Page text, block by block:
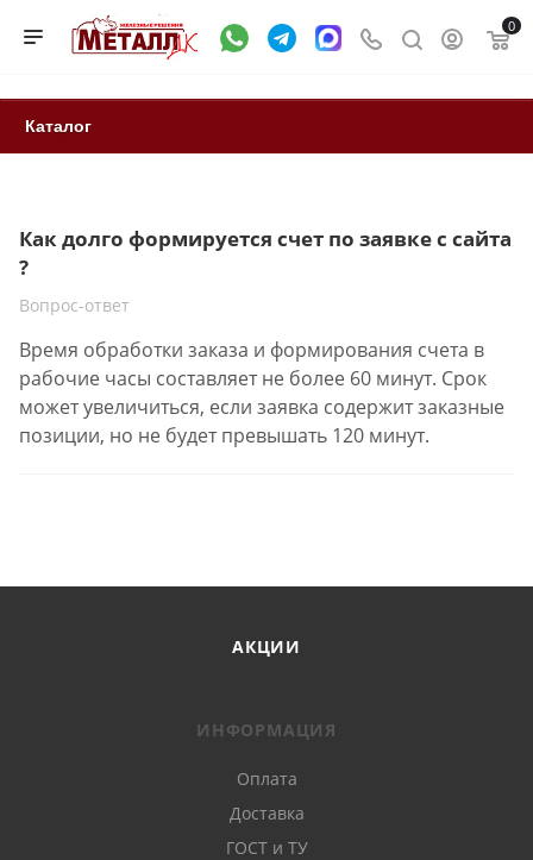
0
Каталог
Как долго формируется счет по заявке с сайта
?
Вопрос-ответ
Время обработки заказа и формирования счета в
рабочие часы составляет не более 60 минут. Срок
может увеличиться, если заявка содержит заказные
позиции, но не будет превышать 120 минут.
АКЦИИ
ИНФОРМАЦИЯ
Оплата
Доставка
ГОСТ и ТУ